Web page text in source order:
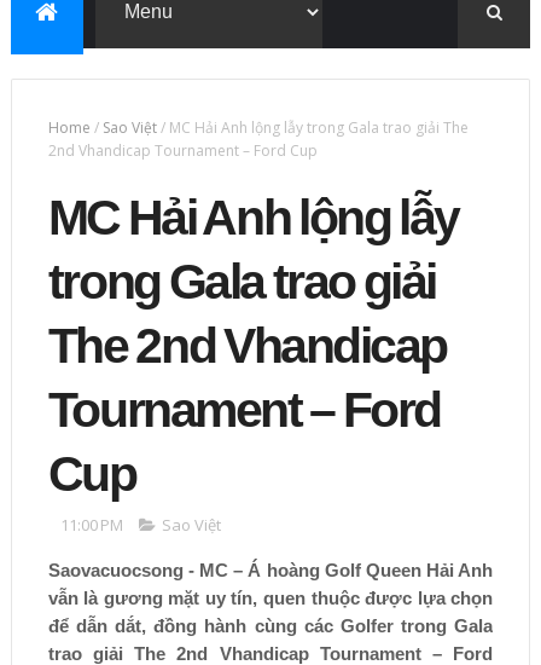
Home / Sao Việt/ MC Hải Anh lộng lẫy trong Gala trao giải The
2nd Vhandicap Tournament – Ford Cup
MC Hải Anh lộng lẫy
trong Gala trao giải
The 2nd Vhandicap
Tournament – Ford
Cup
11:00 PM Sao Việt
Saovacuocsong - MC – Á hoàng Golf Queen Hải Anh
vẫn là gương mặt uy tín, quen thuộc được lựa chọn
để dẫn dắt, đồng hành cùng các Golfer trong Gala
trao giải The 2nd Vhandicap Tournament – Ford